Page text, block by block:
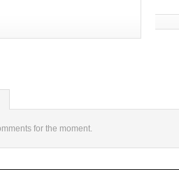
for the moment.